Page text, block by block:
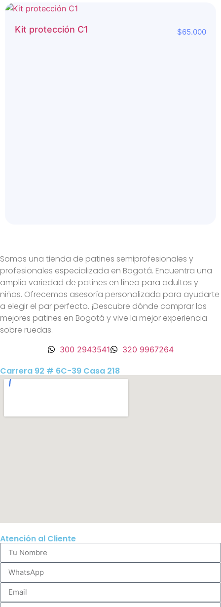
Kit protección C1 $65.000
Somos una tienda de patines semiprofesionales y
profesionales especializada en Bogotá. Encuentra una
amplia variedad de patines en línea para adultos y
niños. Ofrecemos asesoría personalizada para ayudarte
a elegir el par perfecto. ¡Descubre dónde comprar los
mejores patines en Bogotá y vive la mejor experiencia
sobre ruedas.
300 2943541 320 9967264
Carrera 92 # 6C-39 Casa 218
Atención al Cliente